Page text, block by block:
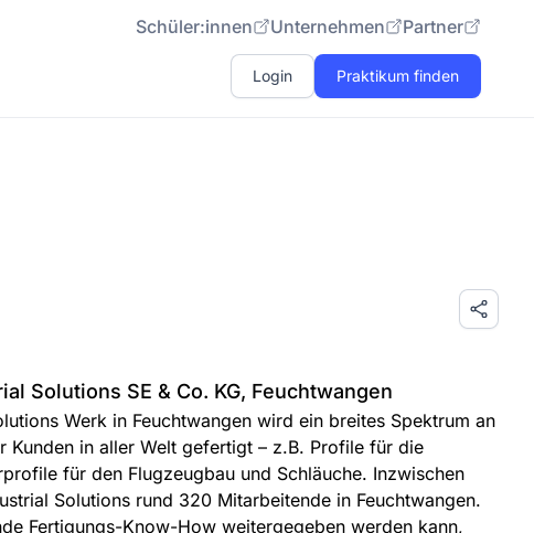
Schüler:innen Unternehmen Partner
Login Praktikum finden
Solutions SE & Co. KG, Feuchtwangen
Werk in Feuchtwangen wird ein breites Spektrum an
Kunden in aller Welt gefertigt – z.B. Profile für die
für den Flugzeugbau und Schläuche. Inzwischen
Solutions rund 320 Mitarbeitende in Feuchtwangen.
Fertigungs-Know-How weitergegeben werden kann,